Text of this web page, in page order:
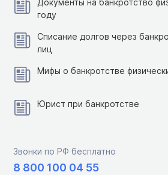
году
Списание долгов через
лиц
Мифы о банкротстве
Юрист при банкротстве
Звонки по РФ бесплатно
8 800 100 04 55